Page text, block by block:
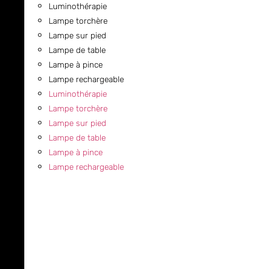
Luminothérapie
Lampe torchère
Lampe sur pied
Lampe de table
Lampe à pince
Lampe rechargeable
Luminothérapie
Lampe torchère
Lampe sur pied
Lampe de table
Lampe à pince
Lampe rechargeable